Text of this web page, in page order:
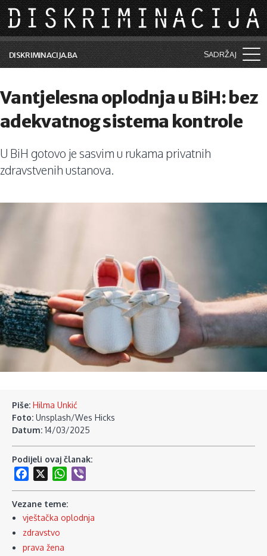
Skip to main content
DISKRIMINACIJA.BA SADRŽAJ
Vijesti i događaji
Aktuelne teme
Kolumne
Saradnja sa medijima
Vantjelesna oplodnja u BiH: bez
adekvatnog sistema kontrole
U BiH gotovo je sasvim u rukama privatnih
zdravstvenih ustanova.
Piše: Hilma Unkić
Foto: Unsplash/Wes Hicks
Datum: 14/03/2025
Podijeli ovaj članak:
Facebook
WhatsApp
Vezane teme:
vještačka oplodnja
zdravstvo
prava žena